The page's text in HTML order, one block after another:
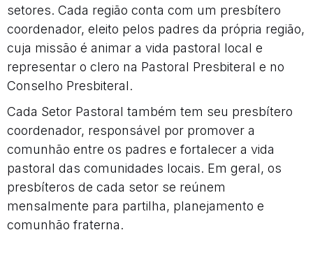
setores. Cada região conta com um presbítero
coordenador, eleito pelos padres da própria região,
cuja missão é animar a vida pastoral local e
representar o clero na Pastoral Presbiteral e no
Conselho Presbiteral.
Cada Setor Pastoral também tem seu presbítero
coordenador, responsável por promover a
comunhão entre os padres e fortalecer a vida
pastoral das comunidades locais. Em geral, os
presbíteros de cada setor se reúnem
mensalmente para partilha, planejamento e
comunhão fraterna.